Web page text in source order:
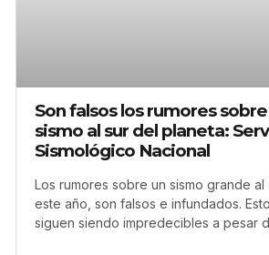
Son falsos los rumores
sismo al sur del planeta:
Sismológico Nacional
Los rumores sobre un sismo grande al
este año, son falsos e infundados.
siguen siendo impredecibles a pesar